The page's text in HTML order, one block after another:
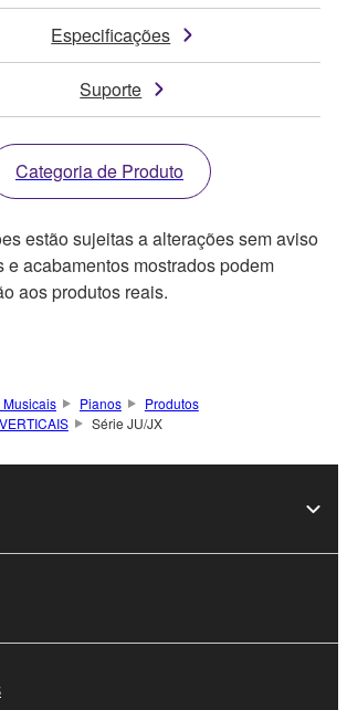
Especificações
Suporte
Categoria de Produto
estão sujeitas a alterações sem aviso
e acabamentos mostrados podem
aos produtos reais.
Musicais Pianos
Produtos
Série JU/JX